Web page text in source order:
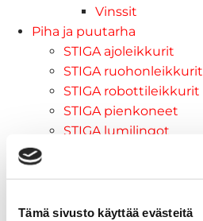
Tämä sivusto käyttää evästeitä
Vinssit
Piha ja puutarha
STIGA ajoleikkurit
STIGA ruohonleikkurit
STIGA robottileikkurit
STIGA pienkoneet
STIGA lumilingot
Vapaa-aika
Takit